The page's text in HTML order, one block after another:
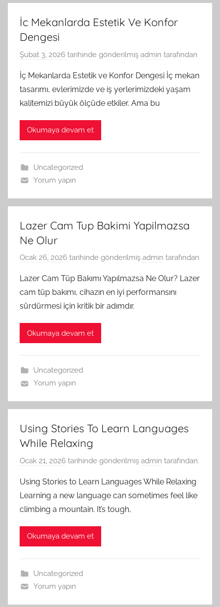
İc Mekanlarda Estetik Ve Konfor
Dengesi
Şubat 3, 2026 tarihinde gönderilmiş admin tarafından
İç Mekanlarda Estetik ve Konfor Dengesi İç mekan
tasarımı, evlerimizde ve iş yerlerimizdeki yaşam
kalitemizi büyük ölçüde etkiler. Ama bu
Okumaya devam et
Uncategorized
Yorum yapın
Lazer Cam Tup Bakimi Yapilmazsa
Ne Olur
Ocak 26, 2026 tarihinde gönderilmiş admin tarafından
Lazer Cam Tüp Bakımı Yapılmazsa Ne Olur? Lazer
cam tüp bakımı, cihazın en iyi performansını
sürdürmesi için kritik bir adımdır.
Okumaya devam et
Uncategorized
Yorum yapın
Using Stories To Learn Languages
While Relaxing
Ocak 21, 2026 tarihinde gönderilmiş admin tarafından
Using Stories to Learn Languages While Relaxing
Learning a new language can sometimes feel like
climbing a mountain. It’s tough,
Okumaya devam et
Uncategorized
Yorum yapın